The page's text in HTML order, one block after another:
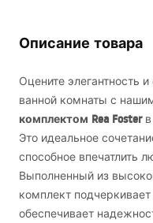
Описание товара
Оцените элегантность
ванной комнаты с
комплектом Rea Fosterв
Это идеальное
способное впечатлить
Выполненный из
комплект
обеспечивает